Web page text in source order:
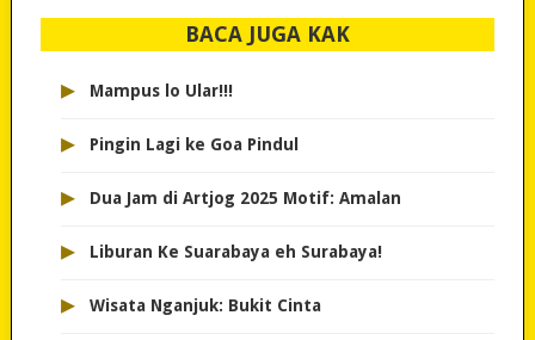
BACA JUGA KAK
▸ Mampus lo Ular!!!
▸ Pingin Lagi ke Goa Pindul
▸ Dua Jam di Artjog 2025 Motif: Amalan
▸ Liburan Ke Suarabaya eh Surabaya!
▸ Wisata Nganjuk: Bukit Cinta